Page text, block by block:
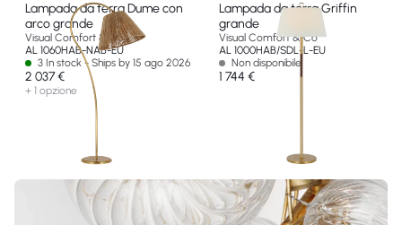
Lampada da terra Dume con
arco grande
Visual Comfort & Co
AL 1060HAB-NAB-EU
3 In stock - Ships by 15 ago 2026
2 037 €
+ 1 opzione
Lampada da terra Griffin
grande
Visual Comfort & Co
AL 1000HAB/SDL-L-EU
Non disponibile
1 744 €